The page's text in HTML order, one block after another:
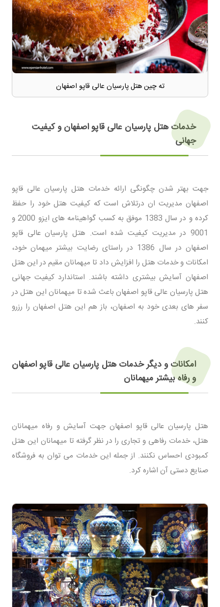
ته چین هتل پارسیان عالی قاپو اصفهان
خدمات هتل پارسیان عالی قاپو اصفهان و کیفیت
جهانی
جهت بهتر شدن چگونگی ارائه خدمات هتل پارسیان عالی قاپو
اصفهان مدیریت ان درتلاش است که کیفیت هتل خود را حفظ
کرده و در سال 1383 موفق به کسب گواهینامه های ایزو 2000 و
9001 در مدیریت کیفیت شده است. هتل پارسیان عالی قاپو
اصفهان در سال 1386 در راستای رضایت بیشتر میهمان خود،
امکانات و خدمات هتل را افزایش داد تا میهمانان مقیم در این هتل
اصفهان آسایش بیشتری داشته باشند. استاندارد کیفیت جهانی
هتل پارسیان عالی قاپو اصفهان باعث شده تا میهمانان این هتل در
سفر های بعدی خود به اصفهان، باز هم این هتل اصفهان را رزرو
کنند.
امکانات و دیگر خدمات هتل پارسیان عالی قاپو اصفهان
و رفاه بیشتر میهمانان
هتل پارسیان عالی قاپو اصفهان جهت آسایش و رفاه میهمانان
هتل، خدمات رفاهی و تجاری را در نظر گرفته تا میهمانان این هتل
کمبودی احساس نکنند. از جمله این خدمات می توان به فروشگاه
صنایع دستی آن اشاره کرد.